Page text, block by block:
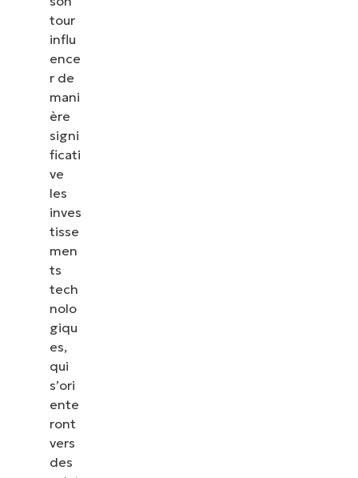
tour
influ
ence
r de
mani
ère
signi
ficati
ve
les
inves
tisse
men
ts
tech
nolo
giqu
es,
qui
s’ori
ente
ront
vers
des